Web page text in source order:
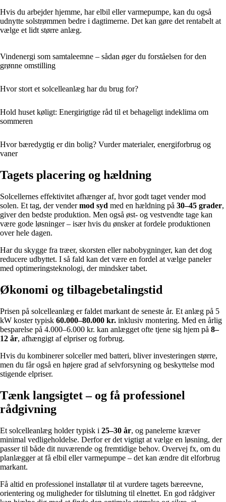
Hvis du arbejder hjemme, har elbil eller varmepumpe, kan du også
udnytte solstrømmen bedre i dagtimerne. Det kan gøre det rentabelt at
vælge et lidt større anlæg.
Vindenergi som samtaleemne – sådan øger du forståelsen for den
grønne omstilling
Hvor stort et solcelleanlæg har du brug for?
Hold huset køligt: Energirigtige råd til et behageligt indeklima om
sommeren
Hvor bæredygtig er din bolig? Vurder materialer, energiforbrug og
vaner
Tagets placering og hældning
Solcellernes effektivitet afhænger af, hvor godt taget vender mod
solen. Et tag, der vendermod syd med en hældning på 30–45 grader,
giver den bedste produktion. Men også øst- og vestvendte tage kan
være gode løsninger – især hvis du ønsker at fordele produktionen
over hele dagen.
Har du skygge fra træer, skorsten eller nabobygninger, kan det dog
reducere udbyttet. I så fald kan det være en fordel at vælge paneler
med optimeringsteknologi, der mindsker tabet.
Økonomi og tilbagebetalingstid
Prisen på solcelleanlæg er faldet markant de seneste år. Et anlæg på 5
kW koster typisk 60.000–80.000 kr. inklusiv montering. Med en årlig
besparelse på 4.000–6.000 kr. kan anlægget ofte tjene sig hjem på 8–
12 år, afhængigt af elpriser og forbrug.
Hvis du kombinerer solceller med batteri, bliver investeringen større,
men du får også en højere grad af selvforsyning og beskyttelse mod
stigende elpriser.
Tænk langsigtet – og få professionel
rådgivning
Et solcelleanlæg holder typisk i 25–30 år, og panelerne kræver
minimal vedligeholdelse. Derfor er det vigtigt at vælge en løsning, der
passer til både dit nuværende og fremtidige behov. Overvej fx, om du
planlægger at få elbil eller varmepumpe – det kan ændre dit elforbrug
markant.
Få altid en professionel installatør til at vurdere tagets bæreevne,
orientering og muligheder for tilslutning til elnettet. En god rådgiver